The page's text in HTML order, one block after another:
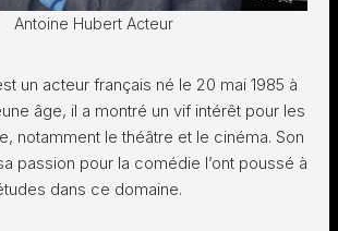
Antoine Hubert Acteur
un acteur français né le 20 mai 1985 à
âge, il a montré un vif intérêt pour les
notamment le théâtre et le cinéma. Son
passion pour la comédie l’ont poussé à
dans ce domaine.